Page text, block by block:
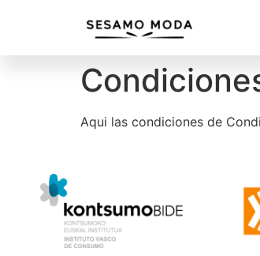
Aqui las condiciones de